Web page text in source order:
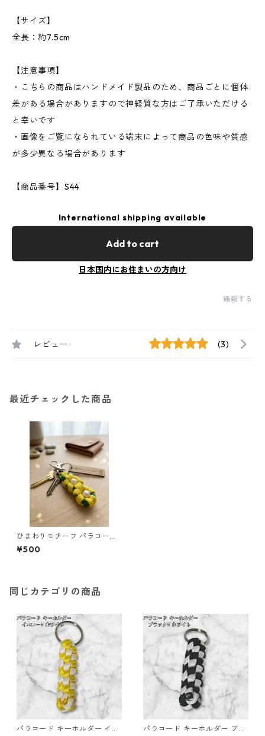
【サイズ】
全長：約7.5cm
【注意事項】
・こちらの商品はハンドメイド製品のため、商品ごとに個体
差がある場合がありますので神経質な方はご了承いただける
と幸いです
・画像をご覧になられている端末によって商品の色味や質感
が多少異なる場合があります
【商品番号】S44
International shipping available
Add to cart
日本国内にお住まいの方向け
通報する
レビュー (3)
最近チェックした商品
ひまわりモチーフ パラコード
キーホルダー s44 アウトドア
¥500
同じカテゴリの商品
パラコード キーホルダー イエ
パラコード キーホルダー ブラ